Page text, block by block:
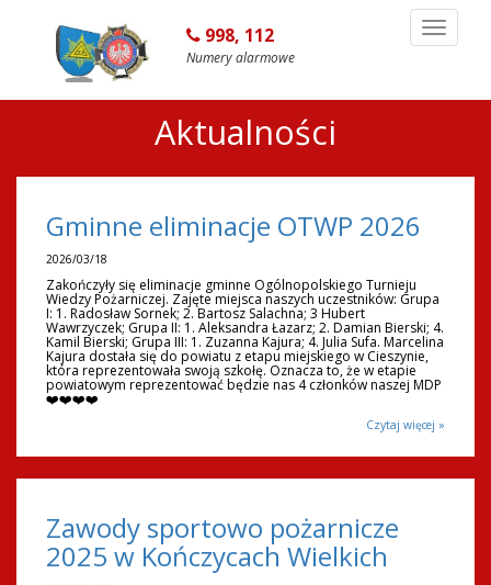
Toggle
navigation
998, 112
Numery alarmowe
Aktualności
Gminne eliminacje OTWP 2026
2026/03/18
Zakończyły się eliminacje gminne Ogólnopolskiego Turnieju
Wiedzy Pożarniczej. Zajęte miejsca naszych uczestników: Grupa
I: 1. Radosław Sornek; 2. Bartosz Salachna; 3 Hubert
Wawrzyczek; Grupa II: 1. Aleksandra Łazarz; 2. Damian Bierski; 4.
Kamil Bierski; Grupa III: 1. Zuzanna Kajura; 4. Julia Sufa. Marcelina
Kajura dostała się do powiatu z etapu miejskiego w Cieszynie,
która reprezentowała swoją szkołę. Oznacza to, że w etapie
powiatowym reprezentować będzie nas 4 członków naszej MDP
❤️❤️❤️❤️
Czytaj więcej »
Zawody sportowo pożarnicze
2025 w Kończycach Wielkich